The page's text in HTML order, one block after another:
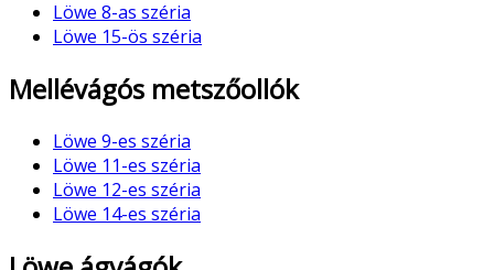
Löwe 8-as széria
Löwe 15-ös széria
Mellévágós metszőollók
Löwe 9-es széria
Löwe 11-es széria
Löwe 12-es széria
Löwe 14-es széria